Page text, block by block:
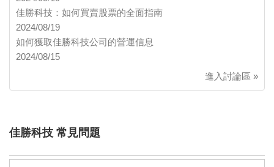
佳勝科技：如何買賣股票的全面指南
2024/08/19
如何獲取佳勝科技公司的營運信息
2024/08/15
進入討論區 »
佳勝科技 常見問題